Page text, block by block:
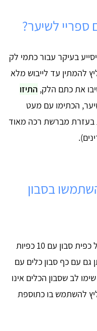
לשיער?
בעיקר עבור כתמי לק
להמתין עד לייבוש מלא
את כתם הלק, התיזו
הכתימו עם מעט
בעזרת מברשת רכה מאוד
בסבון
במתכון זה יהיה עליכם לדלל כמות של כפית סבון עם 10 כפיות
גם עם כף סבון כלים עם
לב שסבון הכלים אינו
להשתמש בו כתוספת